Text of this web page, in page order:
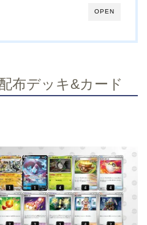
OPEN
布デッキ&カード